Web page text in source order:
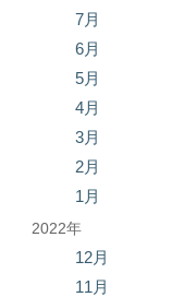
7月
6月
5月
4月
3月
2月
1月
2022年
12月
11月